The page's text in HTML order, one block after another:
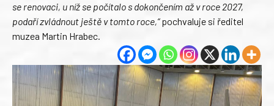
se renovaci, u níž se počítalo s dokončením až v roce 2027,
podaří zvládnout ještě v tomto roce,“pochvaluje si ředitel
muzea Martin Hrabec.